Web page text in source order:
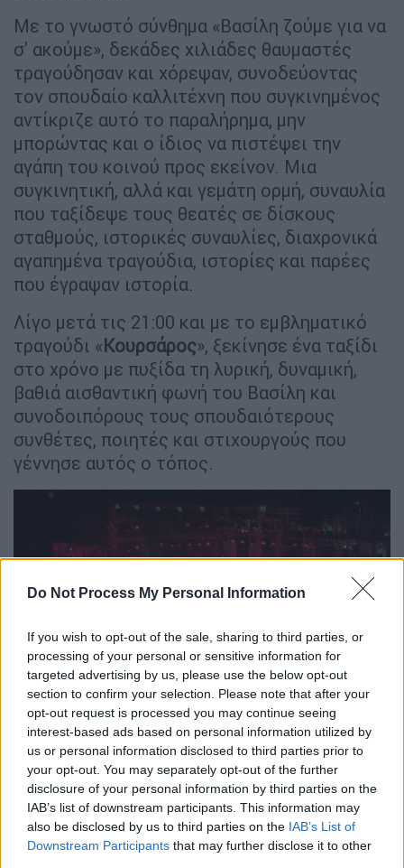
Do Not Process My Personal Information
If you wish to opt-out of the sale, sharing to third parties, or
processing of your personal or sensitive information for
targeted advertising by us, please use the below opt-out
section to confirm your selection. Please note that after your
opt-out request is processed you may continue seeing
interest-based ads based on personal information utilized by
us or personal information disclosed to third parties prior to
your opt-out. You may separately opt-out of the further
disclosure of your personal information by third parties on the
IAB’s list of downstream participants. This information may
also be disclosed by us to third parties on the IAB’s List of
Downstream Participants that may further disclose it to other
Με το γνωστό σύνθημα «Βασίλη ζούμε για να
σ' ακούμε», δεκάδες χιλιάδες θαυμαστές
τραγούδησαν και χόρεψαν, συνοδεύοντας
τον σπουδαίο καλλιτέχνη που συγκινημένος
αντίκριζε αυτό το παραλήρημα, μην
μπορώντας και ο ίδιος να πιστέψει την
αγάπη του κοινού προς εκείνον. Μια
συγκινητική, αλλά και γεμάτη ορμή, συναυλία
που ταξίδεψε τους θεατές σε δίσκους
σταθμούς, ιστορικές συναυλίες, διαχρονικά
αγαπημένα τραγούδια, ιστορίες και παρέες
που έγραψαν ιστορία.
Λίγο μετά τις 21:00 και με το εμβληματικό
τραγούδι «Κουρσάρος», ξεκίνησε ένα ταξίδι
στο χρόνο με πυξίδα τη λυρική, δυναμική,
βαθιά αισθαντική φωνή του Βασίλη και
συνοδοιπόρους τους σπουδαιότερους
συνθέτες, ποιητές και στιχουργούς που
γέννησε αυτός ο τόπος.
«Μια ολόκληρη ιστορία. Ξεκίνησα το '73,
φαντάρος στη χούντα. Έγραψα τέσσερα
τραγούδια. Μετά πήγα στη Γερμανία. Εκεί
τραγουδούσα Λοΐζο και Θεοδωράκη. Στο
Μόναχο γνώρισα μια ομάδα φοιτητών που
έγιναν αδέρφια μου. Μου άνοιξαν τα μάτια.